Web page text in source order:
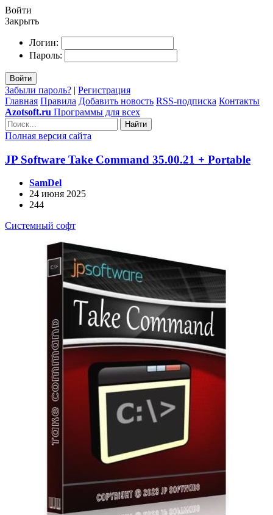
Войти
Закрыть
Логин:
Пароль:
Войти
Забыли пароль? | Регистрация
Главная Правила Добавить новость RSS-подписка Контакты
Azotsoft.ru Программы для всех
Найти
Полная версия сайта
JP Software Take Command 35.00.21 + Portable
SamDel
24 июня 2025
244
Системный софт